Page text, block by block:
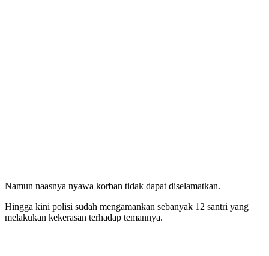
Namun naasnya nyawa korban tidak dapat diselamatkan.
Hingga kini polisi sudah mengamankan sebanyak 12 santri yang
melakukan kekerasan terhadap temannya.